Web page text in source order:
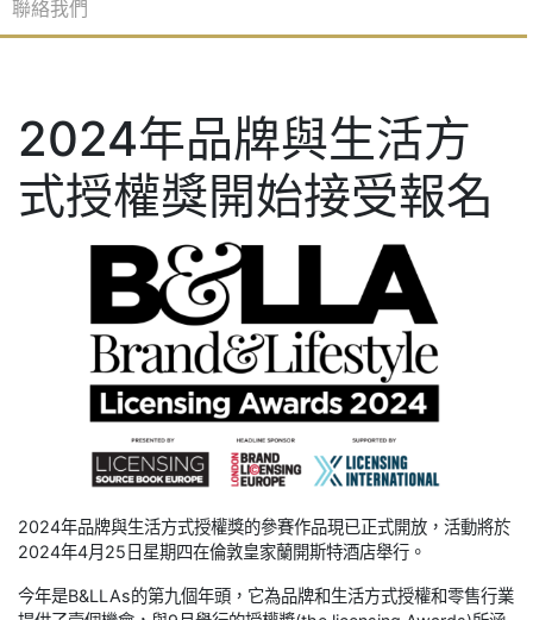
聯絡我們
2024年品牌與生活方
式授權獎開始接受報名
2024年品牌與生活方式授權獎的參賽作品現已正式開放，活動將於
2024年4月25日星期四在倫敦皇家蘭開斯特酒店舉行。
今年是B&LLAs的第九個年頭，它為品牌和生活方式授權和零售行業